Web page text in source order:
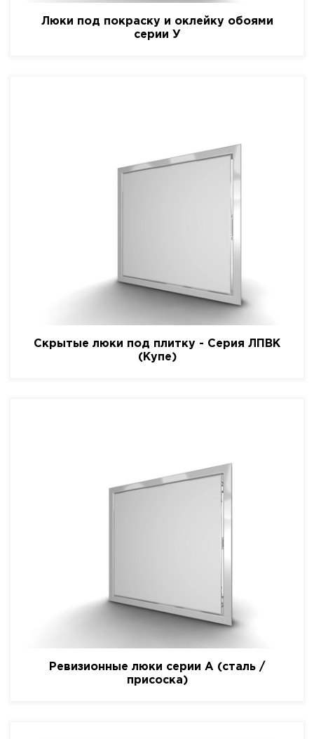
Люки под покраску и оклейку обоями
серии У
Скрытые люки под плитку - Серия ЛПВК
(Купе)
Ревизионные люки серии A (сталь /
присоска)